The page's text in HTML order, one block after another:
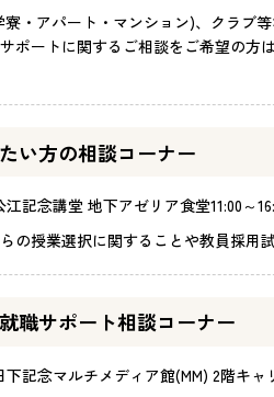
・アパート・マンション)、クラブ
ポートに関するご相談をご希望の方
い方の相談コーナー
江記念講堂 地下アゼリア食堂11:00～
の授業選択に関することや教員採用
職サポート相談コーナー
下記念マルチメディア館(MM) 2階キャ